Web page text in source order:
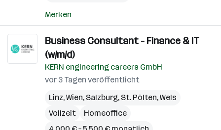
Merken
Business Consultant - Finance & IT
(w/m/d)
KERN engineering careers GmbH
vor 3 Tagen veröffentlicht
Linz,Wien, Salzburg, St. Pölten,Wels
Vollzeit
Homeoffice